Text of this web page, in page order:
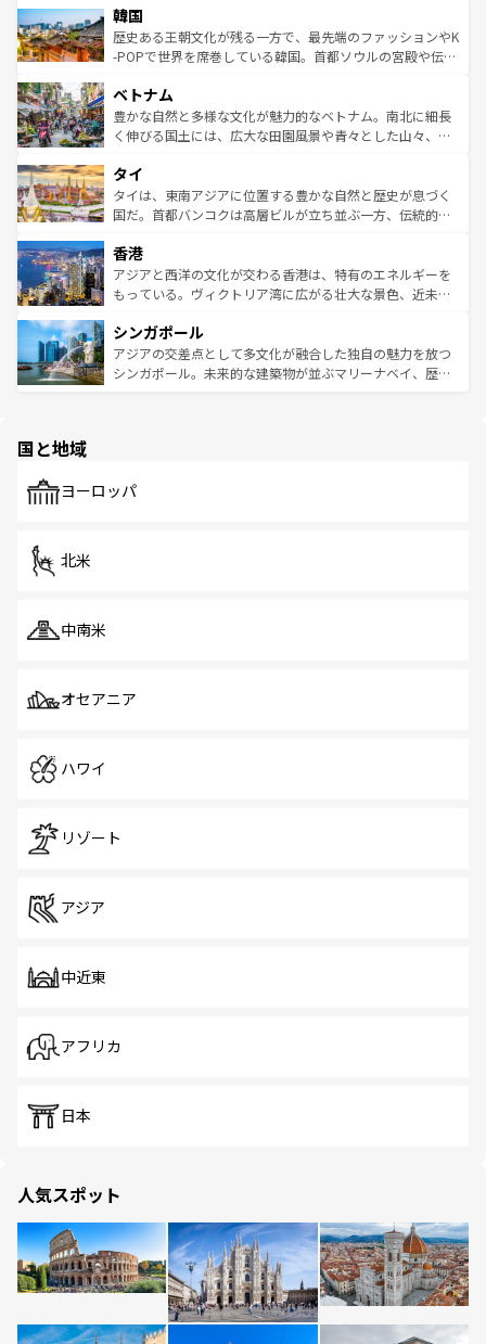
ワイを、存分に味わってほしい。 なお、新着のハワイ情報
はコンテンツ一覧を参照してほしい。
いる。アクティビティも充実しており、サーフィンやダイ
ビング、ハイキングなど、アウトドア好きにはたまらな
い。オーストラリアの多彩な魅力を存分に味わいつくそ
参照してほしい。
ン）、静ひつな山岳地帯である台湾東部など、都市の喧騒
と山間の静けさが共存しており、訪れる人に新しい発見と
驚きをもたらしてくれる。また、奥深い台湾の食文化も魅
容にもいいと評判のスイーツなど、バラエティ豊かな料理
が味わえる。 なお、新着の台湾情報は コンテンツ一覧を参
照してほしい。
韓国
歴史ある王朝文化が残る一方で、最先端のファッションやK
-POPで世界を席巻している韓国。首都ソウルの宮殿や伝統
き、地方に足を延ばせば四季折々の自然美を楽しむことが
できる。そして、キムチや焼肉、絶品のストリートフード
まで、さまざまな韓国料理が待っている。夜には、韓国な
リティに包まれながら、韓国の多彩な魅力を心ゆくまで味
わってみてほしい。 なお、新着の韓国情報はコンテンツ一
覧を参照してほしい。
ベトナム
豊かな自然と多様な文化が魅力的なベトナム。南北に細長
く伸びる国土には、広大な田園風景や青々とした山々、世
急速な発展と共に伝統が息づく。ハノイの古い町並みやホ
ーチミン市のフランス統治時代の建物も、独特の雰囲気を
醸し出している。また、バラエティの豊かさとおいしさで
とつ。フォーやバインミー、ベトナムコーヒーなどは、ぜ
ひ現地で味わいたい。どの地域を訪れてもあたたかい人々
が旅行者を迎えてくれるので、きっと忘れられない旅にな
参照してほしい。
タイ
タイは、東南アジアに位置する豊かな自然と歴史が息づく
国だ。首都バンコクは高層ビルが立ち並ぶ一方、伝統的な
の活気が交差している。北部ではチェンマイなどの山岳地
帯で自然と触れ合い、南部ではプーケットやクラビの美し
いビーチでリゾート気分を楽しむことができる。タイ料理
激する。気候は一年中温暖で、どの季節にも異なる楽しみ
が待っている。親しみやすいタイの人々、仏教を中心とし
た文化、そして多様な観光資源が、訪れる旅人を魅了し続
香港
アジアと西洋の文化が交わる香港は、特有のエネルギーを
もっている。ヴィクトリア湾に広がる壮大な景色、近未来
み、どこを訪れても感動するはず。観光スポットが密集し
ており、効率よく見どころを回れるのも魅力。息をのむよ
うな絶景から文化的な体験まで、香港を存分に楽しみ尽く
シンガポール
アジアの交差点として多文化が融合した独自の魅力を放つ
シンガポール。未来的な建築物が並ぶマリーナベイ、歴史
で、ホーカーズは地元の風情を楽しめる外せないスポット
国と地域
ヨーロッパ
北米
中南米
オセアニア
ハワイ
リゾート
アジア
中近東
アフリカ
日本
人気スポット